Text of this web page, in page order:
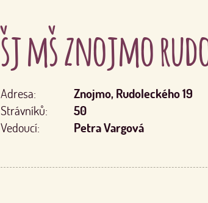
šj mš znojmo
Adresa:
Znojmo, Rudoleckého 19
Strávníků:
50
Vedoucí:
Petra Vargová